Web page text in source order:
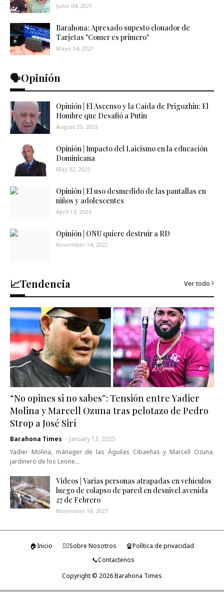
Junio 04, 2021
Barahona: Apresado supesto clonador de
Tarjetas "Comer es primero"
Mayo 14, 2021
🗣️Opinión
Opinión | El Ascenso y la Caída de Prigozhin: El
Hombre que Desafió a Putin
August 25, 2023
Opinión | Impacto del Laicismo en la educación
Dominicana
May 02, 2023
Opinión | El uso desmedido de las pantallas en
niños y adolescentes
April 13, 2023
Opinión | ONU quiere destruir a RD
November 14, 2022
📈Tendencia Ver todo
“No opines si no sabes”: Tensión entre Yadier
Molina y Marcell Ozuna tras pelotazo de Pedro
Strop a José Sirí
Barahona Times - January 13, 2025
Yadier Molina, mánager de las Águilas Cibaeñas y Marcell Ozuna,
jardinero de los Leone…
Videos | Varias personas atrapadas en vehículos
luego de colapso de pared en desnivel avenida
27 de Febrero
November 18, 2023
🏠Inicio 🤷‍♂️Sobre Nosotros
🔏Política de privacidad
📞Contactenos
Copyright © 2026Barahona Times